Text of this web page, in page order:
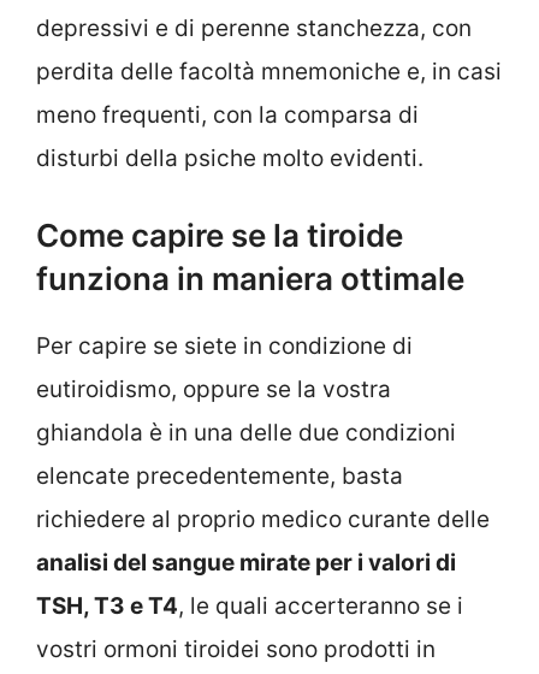
depressivi e di perenne stanchezza, con
perdita delle facoltà mnemoniche e, in casi
meno frequenti, con la comparsa di
disturbi della psiche molto evidenti.
Come capire se la tiroide
funziona in maniera ottimale
Per capire se siete in condizione di
eutiroidismo, oppure se la vostra
ghiandola è in una delle due condizioni
elencate precedentemente, basta
richiedere al proprio medico curante delle
analisi del sangue mirate per i valori di
TSH, T3 e T4, le quali accerteranno se i
vostri ormoni tiroidei sono prodotti in